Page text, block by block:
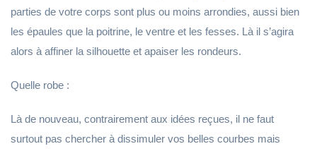
parties de votre corps sont plus ou moins arrondies, aussi bien
les épaules que la poitrine, le ventre et les fesses. Là il s’agira
alors à affiner la silhouette et apaiser les rondeurs.
Quelle robe :
Là de nouveau, contrairement aux idées reçues, il ne faut
surtout pas chercher à dissimuler vos belles courbes mais